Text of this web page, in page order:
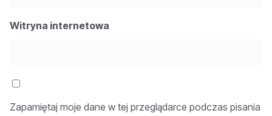
Witryna internetowa
Zapamiętaj moje dane w tej przeglądarce podczas pisania